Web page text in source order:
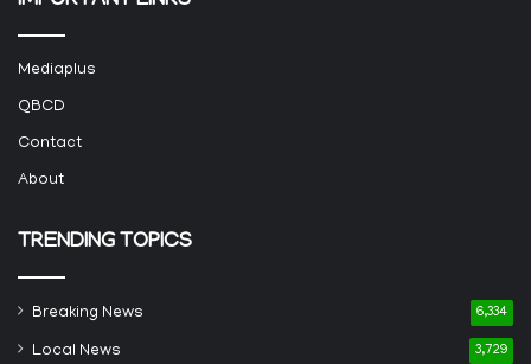
Mediaplus
QBCD
Contact
About
TRENDING TOPICS
Breaking News 6,334
Local News 3,729